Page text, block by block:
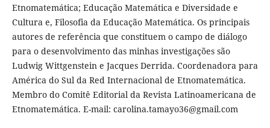
Etnomatemática; Educação Matemática e Diversidade e
Cultura e, Filosofia da Educação Matemática. Os principais
autores de referência que constituem o campo de diálogo
para o desenvolvimento das minhas investigações são
Ludwig Wittgenstein e Jacques Derrida. Coordenadora para
América do Sul da Red Internacional de Etnomatemática.
Membro do Comitê Editorial da Revista Latinoamericana de
Etnomatemática. E-mail: carolina.tamayo36@gmail.com